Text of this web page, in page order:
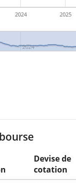
2024 2025
2024
Devise de
cotation